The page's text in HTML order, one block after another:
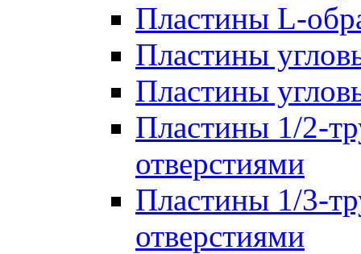
Пластины L-
Пластины
Пластины
Пластины 1/2-
отверстиями
Пластины 1/3-
отверстиями